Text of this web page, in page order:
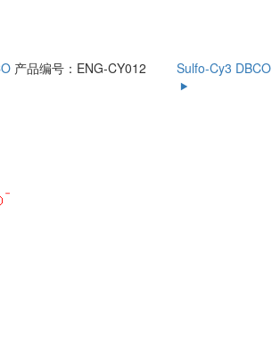
产品编号：ENG-CY012 Sulfo-Cy3 DBCO